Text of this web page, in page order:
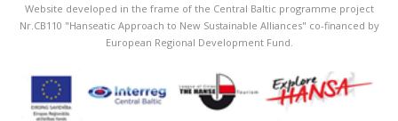
Website developed in the frame of the Central Baltic programme project
Nr.CB110 "Hanseatic Approach to New Sustainable Alliances" co-financed by
European Regional Development Fund.